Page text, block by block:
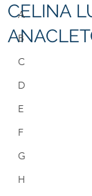
A
B
C
D
E
F
G
H
CELINA